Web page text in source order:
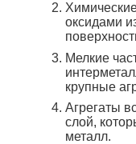
оксидами
Мелкие
крупные
Агрегаты
слой,
металл.